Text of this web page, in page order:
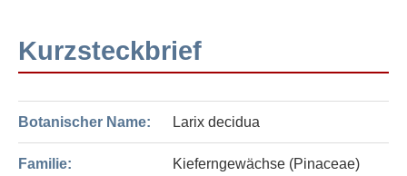
Kurzsteckbrief
Botanischer Name: Larix decidua
Familie: Kieferngewächse (Pinaceae)